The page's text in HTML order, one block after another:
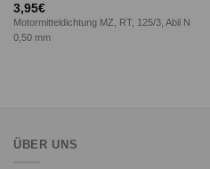
3,95€
Motormitteldichtung MZ, RT, 125/3, Abil N
0,50 mm
ÜBER UNS